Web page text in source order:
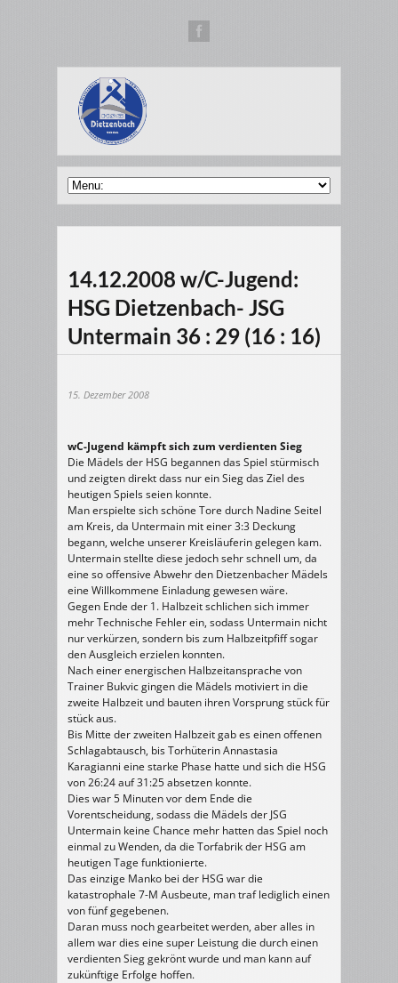
14.12.2008 w/C-Jugend:
HSG Dietzenbach- JSG
Untermain 36 : 29 (16 : 16)
15. Dezember 2008
wC-Jugend kämpft sich zum verdienten Sieg
Die Mädels der HSG begannen das Spiel stürmisch
und zeigten direkt dass nur ein Sieg das Ziel des
heutigen Spiels seien konnte.
Man erspielte sich schöne Tore durch Nadine Seitel
am Kreis, da Untermain mit einer 3:3 Deckung
begann, welche unserer Kreisläuferin gelegen kam.
Untermain stellte diese jedoch sehr schnell um, da
eine so offensive Abwehr den Dietzenbacher Mädels
eine Willkommene Einladung gewesen wäre.
Gegen Ende der 1. Halbzeit schlichen sich immer
mehr Technische Fehler ein, sodass Untermain nicht
nur verkürzen, sondern bis zum Halbzeitpfiff sogar
den Ausgleich erzielen konnten.
Nach einer energischen Halbzeitansprache von
Trainer Bukvic gingen die Mädels motiviert in die
zweite Halbzeit und bauten ihren Vorsprung stück für
stück aus.
Bis Mitte der zweiten Halbzeit gab es einen offenen
Schlagabtausch, bis Torhüterin Annastasia
Karagianni eine starke Phase hatte und sich die HSG
von 26:24 auf 31:25 absetzen konnte.
Dies war 5 Minuten vor dem Ende die
Vorentscheidung, sodass die Mädels der JSG
Untermain keine Chance mehr hatten das Spiel noch
einmal zu Wenden, da die Torfabrik der HSG am
heutigen Tage funktionierte.
Das einzige Manko bei der HSG war die
katastrophale 7-M Ausbeute, man traf lediglich einen
von fünf gegebenen.
Daran muss noch gearbeitet werden, aber alles in
allem war dies eine super Leistung die durch einen
verdienten Sieg gekrönt wurde und man kann auf
zukünftige Erfolge hoffen.